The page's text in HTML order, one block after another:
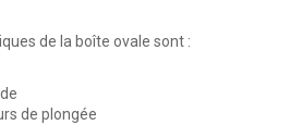
de la boîte ovale sont :
de plongée